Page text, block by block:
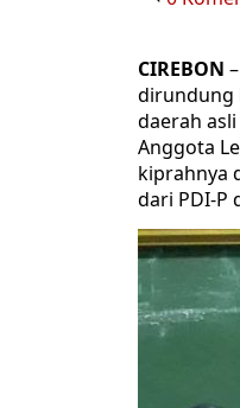
CIREBON
dirundung
daerah
Anggota
kiprahnya
dari PDI-P